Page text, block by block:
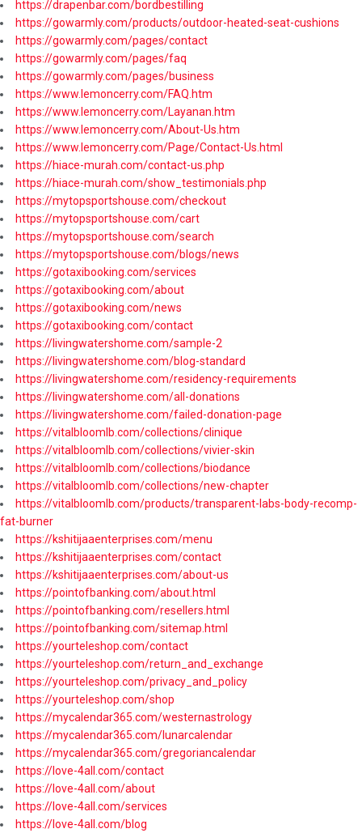
https://drapenbar.com/bordbestilling
https://gowarmly.com/products/outdoor-heated-seat-cushions
https://gowarmly.com/pages/contact
https://gowarmly.com/pages/faq
https://gowarmly.com/pages/business
https://www.lemoncerry.com/FAQ.htm
https://www.lemoncerry.com/Layanan.htm
https://www.lemoncerry.com/About-Us.htm
https://www.lemoncerry.com/Page/Contact-Us.html
https://hiace-murah.com/contact-us.php
https://hiace-murah.com/show_testimonials.php
https://mytopsportshouse.com/checkout
https://mytopsportshouse.com/cart
https://mytopsportshouse.com/search
https://mytopsportshouse.com/blogs/news
https://gotaxibooking.com/services
https://gotaxibooking.com/about
https://gotaxibooking.com/news
https://gotaxibooking.com/contact
https://livingwatershome.com/sample-2
https://livingwatershome.com/blog-standard
https://livingwatershome.com/residency-requirements
https://livingwatershome.com/all-donations
https://livingwatershome.com/failed-donation-page
https://vitalbloomlb.com/collections/clinique
https://vitalbloomlb.com/collections/vivier-skin
https://vitalbloomlb.com/collections/biodance
https://vitalbloomlb.com/collections/new-chapter
https://vitalbloomlb.com/products/transparent-labs-body-recomp-
fat-burner
https://kshitijaaenterprises.com/menu
https://kshitijaaenterprises.com/contact
https://kshitijaaenterprises.com/about-us
https://pointofbanking.com/about.html
https://pointofbanking.com/resellers.html
https://pointofbanking.com/sitemap.html
https://yourteleshop.com/contact
https://yourteleshop.com/return_and_exchange
https://yourteleshop.com/privacy_and_policy
https://yourteleshop.com/shop
https://mycalendar365.com/westernastrology
https://mycalendar365.com/lunarcalendar
https://mycalendar365.com/gregoriancalendar
https://love-4all.com/contact
https://love-4all.com/about
https://love-4all.com/services
https://love-4all.com/blog